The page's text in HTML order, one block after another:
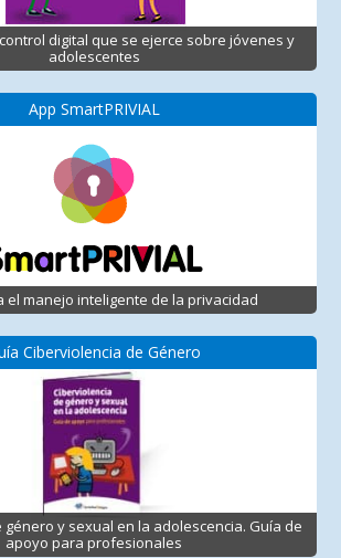
digital que se ejerce sobre jóvenes y
adolescentes
App SmartPRIVIAL
el manejo inteligente de la privacidad
Ciberviolencia de Género
género y sexual en la adolescencia. Guía de
apoyo para profesionales